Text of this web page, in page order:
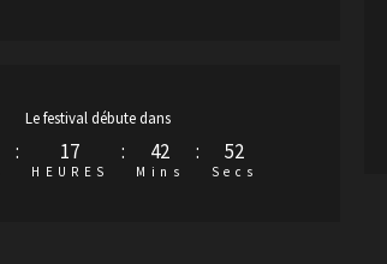
Le festival débute dans
: 17
HEURES
: 42
Mins
: 51
Secs